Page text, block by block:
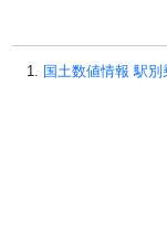
国土数値情報 駅